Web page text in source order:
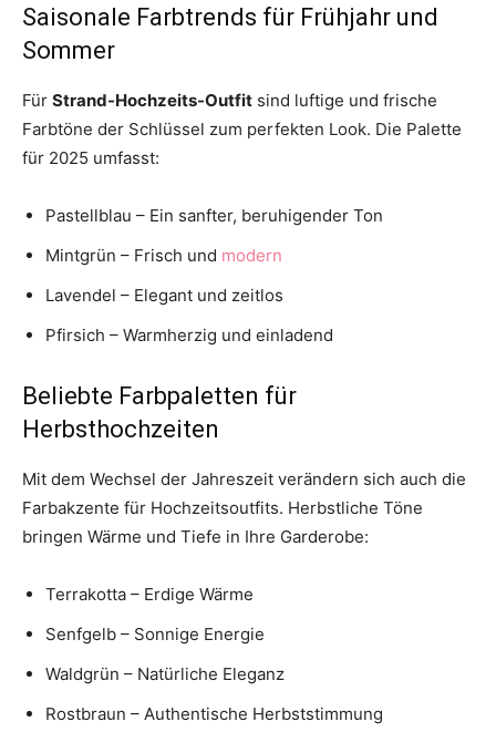
Saisonale Farbtrends für Frühjahr und
Sommer
Für Strand-Hochzeits-Outfit sind luftige und frische
Farbtöne der Schlüssel zum perfekten Look. Die Palette
für 2025 umfasst:
Pastellblau – Ein sanfter, beruhigender Ton
Mintgrün – Frisch und modern
Lavendel – Elegant und zeitlos
Pfirsich – Warmherzig und einladend
Beliebte Farbpaletten für
Herbsthochzeiten
Mit dem Wechsel der Jahreszeit verändern sich auch die
Farbakzente für Hochzeitsoutfits. Herbstliche Töne
bringen Wärme und Tiefe in Ihre Garderobe:
Terrakotta – Erdige Wärme
Senfgelb – Sonnige Energie
Waldgrün – Natürliche Eleganz
Rostbraun – Authentische Herbststimmung